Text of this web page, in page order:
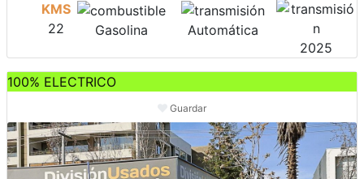
KMS
22
Gasolina
Automática
2025
100% ELECTRICO
Guardar